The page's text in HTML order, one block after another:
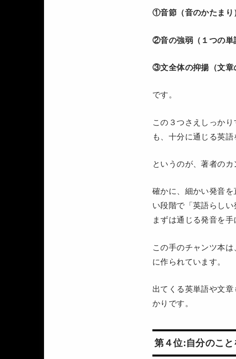
①音節（音のかたまり
②音の強弱（１つの単
③文全体の抑揚（文章
です。
この３つさえしっか
も、十分に通じる英語
というのが、著者のカ
確かに、細かい発音
い段階で「英語らしい
まずは通じる発音を
この手のチャンツ本
に作られています。
出てくる英単語や文
かりです。
第４位:自分のこ